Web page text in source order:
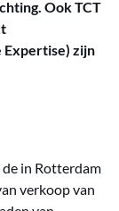
Ook TCT
zijn
in Rotterdam
verkoop van